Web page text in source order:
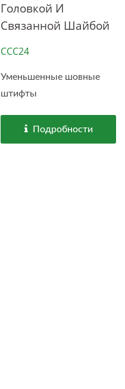
Головкой И
Связанной Шайбой
CCC24
Уменьшенные шовные
штифты
Подробности